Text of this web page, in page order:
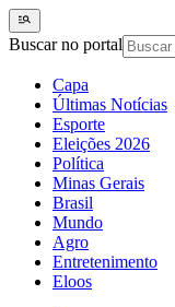
Buscar no portal
Capa
Últimas Notícias
Esporte
Eleições 2026
Política
Minas Gerais
Brasil
Mundo
Agro
Entretenimento
Eloos